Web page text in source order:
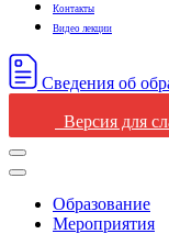
Контакты
Видео лекции
Сведения oб
Версия для
Образование
Мероприятия